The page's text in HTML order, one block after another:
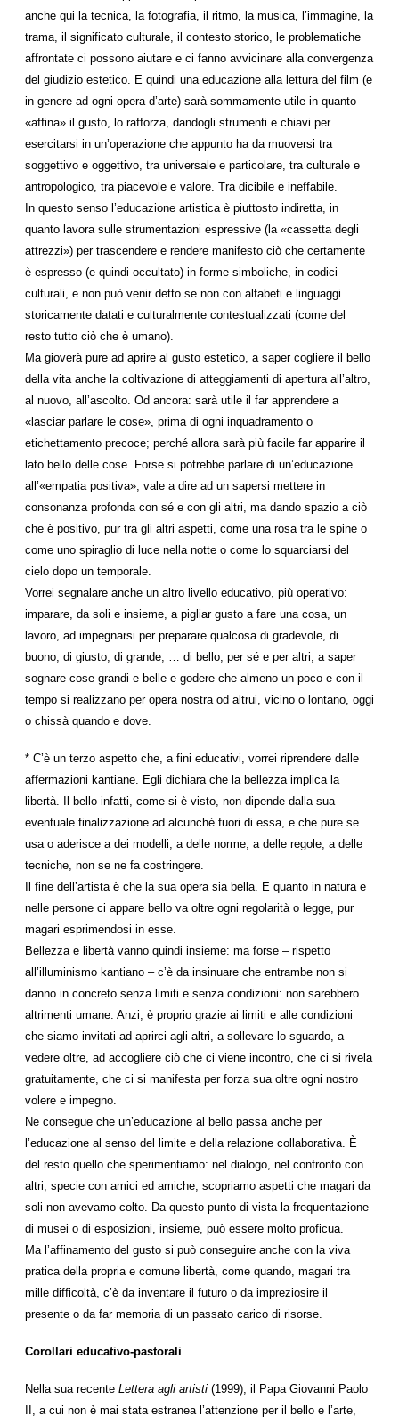
anche qui la tecnica, la fotografia, il ritmo, la musica, l’immagine, la
trama, il significato culturale, il contesto storico, le problematiche
affrontate ci possono aiutare e ci fanno avvicinare alla convergenza
del giudizio estetico. E quindi una educazione alla lettura del film (e
in genere ad ogni opera d’arte) sarà sommamente utile in quanto
«affina» il gusto, lo rafforza, dandogli strumenti e chiavi per
esercitarsi in un’operazione che appunto ha da muoversi tra
soggettivo e oggettivo, tra universale e particolare, tra culturale e
antropologico, tra piacevole e valore. Tra dicibile e ineffabile.
In questo senso l’educazione artistica è piuttosto indiretta, in
quanto lavora sulle strumentazioni espressive (la «cassetta degli
attrezzi») per trascendere e rendere manifesto ciò che certamente
è espresso (e quindi occultato) in forme simboliche, in codici
culturali, e non può venir detto se non con alfabeti e linguaggi
storicamente datati e culturalmente contestualizzati (come del
resto tutto ciò che è umano).
Ma gioverà pure ad aprire al gusto estetico, a saper cogliere il bello
della vita anche la coltivazione di atteggiamenti di apertura all’altro,
al nuovo, all’ascolto. Od ancora: sarà utile il far apprendere a
«lasciar parlare le cose», prima di ogni inquadramento o
etichettamento precoce; perché allora sarà più facile far apparire il
lato bello delle cose. Forse si potrebbe parlare di un’educazione
all’«empatia positiva», vale a dire ad un sapersi mettere in
consonanza profonda con sé e con gli altri, ma dando spazio a ciò
che è positivo, pur tra gli altri aspetti, come una rosa tra le spine o
come uno spiraglio di luce nella notte o come lo squarciarsi del
cielo dopo un temporale.
Vorrei segnalare anche un altro livello educativo, più operativo:
imparare, da soli e insieme, a pigliar gusto a fare una cosa, un
lavoro, ad impegnarsi per preparare qualcosa di gradevole, di
buono, di giusto, di grande, … di bello, per sé e per altri; a saper
sognare cose grandi e belle e godere che almeno un poco e con il
tempo si realizzano per opera nostra od altrui, vicino o lontano, oggi
o chissà quando e dove.
* C’è un terzo aspetto che, a fini educativi, vorrei riprendere dalle
affermazioni kantiane. Egli dichiara che la bellezza implica la
libertà. Il bello infatti, come si è visto, non dipende dalla sua
eventuale finalizzazione ad alcunché fuori di essa, e che pure se
usa o aderisce a dei modelli, a delle norme, a delle regole, a delle
tecniche, non se ne fa costringere.
Il fine dell’artista è che la sua opera sia bella. E quanto in natura e
nelle persone ci appare bello va oltre ogni regolarità o legge, pur
magari esprimendosi in esse.
Bellezza e libertà vanno quindi insieme: ma forse – rispetto
all’illuminismo kantiano – c’è da insinuare che entrambe non si
danno in concreto senza limiti e senza condizioni: non sarebbero
altrimenti umane. Anzi, è proprio grazie ai limiti e alle condizioni
che siamo invitati ad aprirci agli altri, a sollevare lo sguardo, a
vedere oltre, ad accogliere ciò che ci viene incontro, che ci si rivela
gratuitamente, che ci si manifesta per forza sua oltre ogni nostro
volere e impegno.
Ne consegue che un’educazione al bello passa anche per
l’educazione al senso del limite e della relazione collaborativa. È
del resto quello che sperimentiamo: nel dialogo, nel confronto con
altri, specie con amici ed amiche, scopriamo aspetti che magari da
soli non avevamo colto. Da questo punto di vista la frequentazione
di musei o di esposizioni, insieme, può essere molto proficua.
Ma l’affinamento del gusto si può conseguire anche con la viva
pratica della propria e comune libertà, come quando, magari tra
mille difficoltà, c’è da inventare il futuro o da impreziosire il
presente o da far memoria di un passato carico di risorse.
Corollari educativo-pastorali
Nella sua recente Lettera agli artisti (1999), il Papa Giovanni Paolo
II, a cui non è mai stata estranea l’attenzione per il bello e l’arte,